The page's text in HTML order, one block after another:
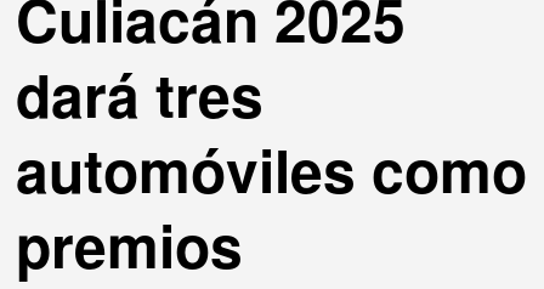
Culiacán 2025
dará tres
automóviles como
premios